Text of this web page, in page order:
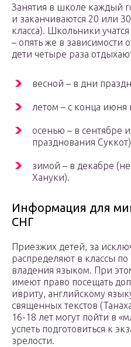
Занятия в школе каждый
и заканчиваются 20 или
класса). Школьники
– опять же в зависимости
дети четыре раза
весной – в дни
летом – с конца июня
осенью – в сентябре
празднования
зимой – в декабре
Хануки).
Информация для
СНГ
Приезжих детей, за
распределяют в классы
владения языком. При
имеют право посещать
ивриту, английскому
священных текстов
16-18 лет могут пойти в
успеть подготовиться к
зрелости.